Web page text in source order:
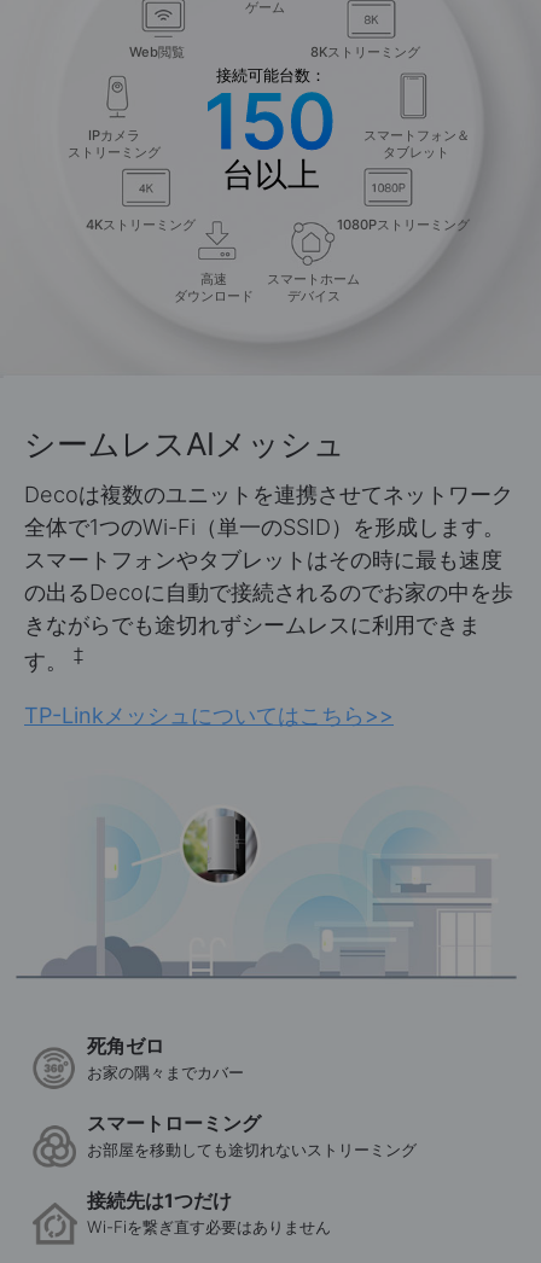
ゲーム
8Kストリーミング
スマートフォン＆
タブレット
1080Pストリーミング
スマートホーム
デバイス
高速
ダウンロード
4Kストリーミング
IPカメラ
ストリーミング
Web閲覧
接続可能台数：
150
台以上
シームレスAIメッシュ
Decoは複数のユニットを連携させてネットワーク
全体で1つのWi-Fi（単一のSSID）を形成します。
スマートフォンやタブレットはその時に最も速度
の出るDecoに自動で接続されるのでお家の中を歩
きながらでも途切れずシームレスに利用できま
す。 ‡
TP-Linkメッシュについてはこちら >>
死角ゼロ
お家の隅々までカバー
スマートローミング
お部屋を移動しても途切れないストリーミング
接続先は1つだけ
Wi-Fiを繋ぎ直す必要はありません